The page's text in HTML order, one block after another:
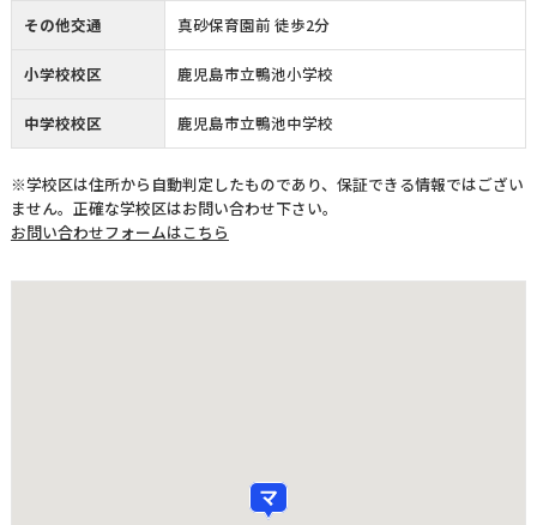
その他交通 真砂保育園前 徒歩2分
小学校校区 鹿児島市立鴨池小学校
中学校校区 鹿児島市立鴨池中学校
※学校区は住所から自動判定したものであり、保証できる情報ではござい
ません。正確な学校区はお問い合わせ下さい。
お問い合わせフォームはこちら